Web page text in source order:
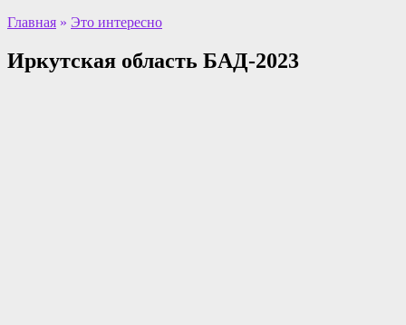
Главная » Это интересно
Иркутская область БАД-2023